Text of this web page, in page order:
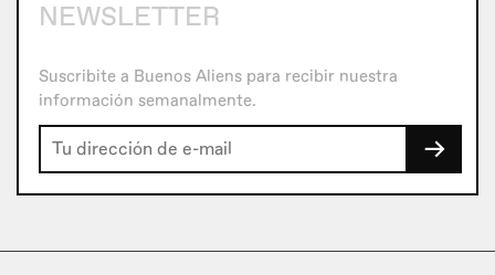
NEWSLETTER
Suscribite a Buenos Aliens para recibir nuestra
información semanalmente.
→